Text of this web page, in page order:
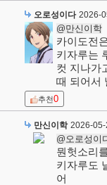
오로성이다 2026-
@만신이학
카이도전
키자루는
컷 지나가
때 되어서
추천0
만신이학 2026-
@오로성이
뭔헛소리
키자루도
어